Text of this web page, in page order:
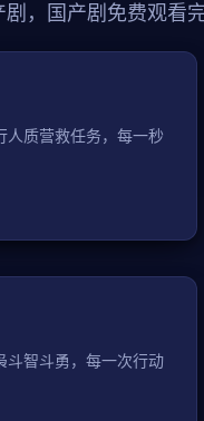
，国产剧免费观看
150分钟
人质营救任务，每一秒
44分钟 / 集
斗智斗勇，每一次行动